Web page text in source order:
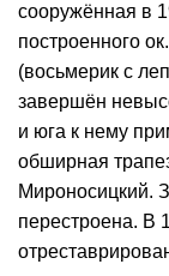
сооружённая в
построенного
(восьмерик с
завершён
и юга к нему
обширная
Мироносицкий.
перестроена. В